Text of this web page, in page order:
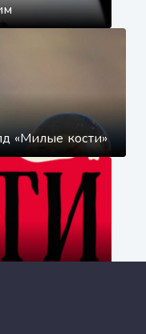
«Милые кости»
Милз